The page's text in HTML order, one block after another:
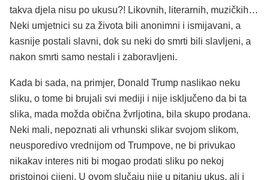
takva djela nisu po ukusu?! Likovnih, literarnih, muzičkih…
Neki umjetnici su za života bili anonimni i ismijavani, a
kasnije postali slavni, dok su neki do smrti bili slavljeni, a
nakon smrti samo nestali i zaboravljeni.
Kada bi sada, na primjer, Donald Trump naslikao neku
sliku, o tome bi brujali svi mediji i nije isključeno da bi ta
slika, mada možda obična žvrljotina, bila skupo prodana.
Neki mali, nepoznati ali vrhunski slikar svojom slikom,
neusporedivo vrednijom od Trumpove, ne bi privukao
nikakav interes niti bi mogao prodati sliku po nekoj
pristojnoj cijeni. U ovom slučaju nije u pitanju ukus, ali i